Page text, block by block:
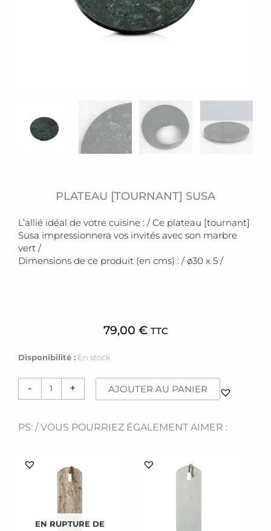
PLATEAU [TOURNANT] SUSA
L’allié idéal de votre cuisine : / Ce plateau [tournant]
Susa impressionnera vos invités avec son marbre
vert /
Dimensions de ce produit (en cms) : / ø30 x 5 /
79,00 € TTC
Disponibilité : En stock
-
quantité
+ AJOUTER AU PANIER
PS: / VOUS POURRIEZ ÉGALEMENT AIMER :
EN RUPTURE DE